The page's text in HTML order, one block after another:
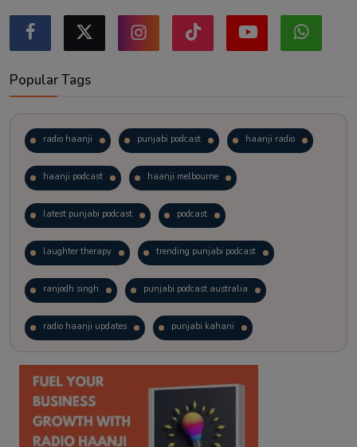
Popular Tags
radio haanji punjabi podcast haanji radio
haanji podcast haanji melbourne
latest punjabi podcast podcast
laughter therapy trending punjabi podcast
ranjodh singh punjabi podcast australia
radio haanji updates punjabi kahani
kitaab kahani punjabi story